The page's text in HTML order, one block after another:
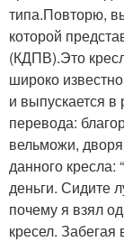
типа.Повторю,
которой
(КДПВ).Это
широко
и выпускается
перевода:
вельможи,
данного кресла:
деньги. Сидите
почему я взял
кресел.